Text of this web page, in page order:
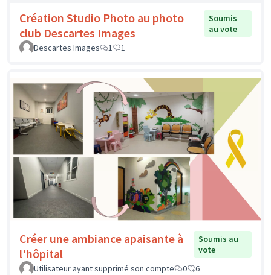
Création Studio Photo au photo
club Descartes Images
Soumis
au vote
Descartes Images
1 1
Créer une ambiance apaisante à
l'hôpital
Soumis au
vote
Utilisateur ayant supprimé son compte
0 6